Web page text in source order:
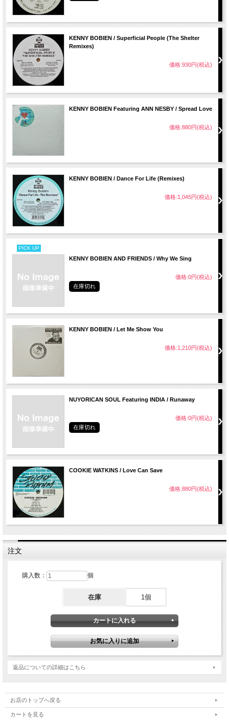
KENNY BOBIEN / Superficial People (The Shelter
Remixes)
価格:930円(税込)
KENNY BOBIEN Featuring ANN NESBY / Spread Love
価格:880円(税込)
KENNY BOBIEN / Dance For Life (Remixes)
価格:1,045円(税込)
PICK UP
KENNY BOBIEN AND FRIENDS / Why We Sing
価格:0円(税込)
在庫切れ
KENNY BOBIEN / Let Me Show You
価格:1,210円(税込)
NUYORICAN SOUL Featuring INDIA / Runaway
価格:0円(税込)
在庫切れ
COOKIE WATKINS / Love Can Save
価格:880円(税込)
注文
購入数： 個
在庫 1個
返品についての詳細はこちら
お店のトップへ戻る
カートを見る